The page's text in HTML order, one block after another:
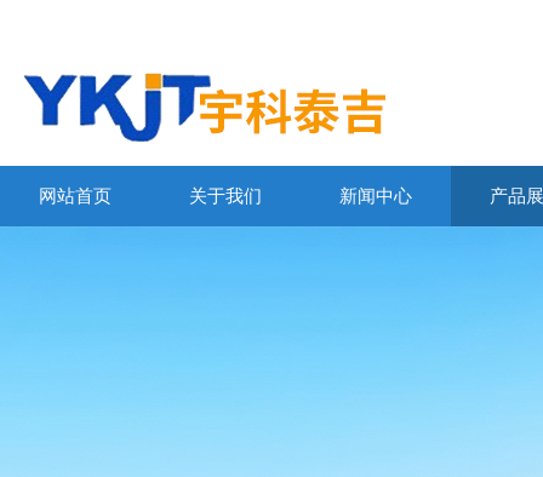
网站首页 关于我们 新闻中心 产品